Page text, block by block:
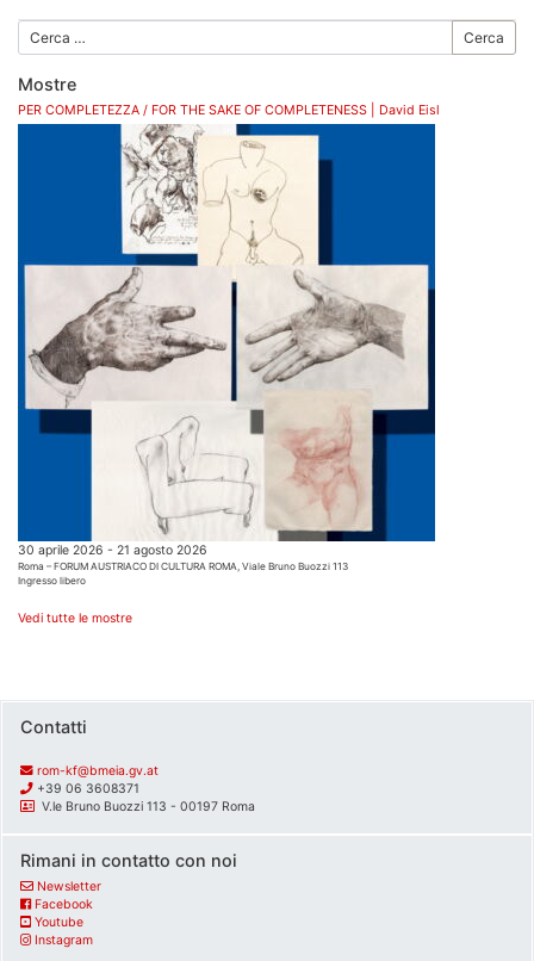
Cerca
Mostre
PER COMPLETEZZA / FOR THE SAKE OF COMPLETENESS | David Eisl
30 aprile 2026 - 21 agosto 2026
Roma – FORUM AUSTRIACO DI CULTURA ROMA, Viale Bruno Buozzi 113
Ingresso libero
Vedi tutte le mostre
Contatti
rom-kf@bmeia.gv.at
+39 06 3608371
V.le Bruno Buozzi 113 - 00197 Roma
Rimani in contatto con noi
Newsletter
Facebook
Youtube
Instagram